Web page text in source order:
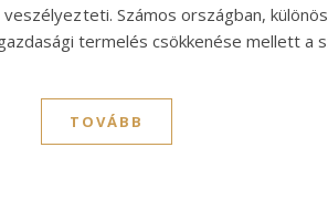
Számos országban,
termelés csökkenése mellett a
TOVÁBB